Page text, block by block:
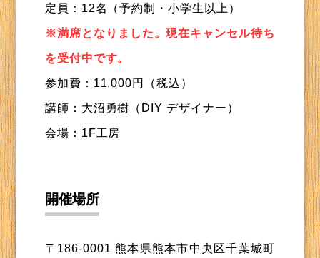
定員：12名（予約制・小学生以上）
※満席となりました。現在キャンセル待ち
を受付中です。
参加費：11,000円（税込）
講師：大沼勇樹（DIY デザイナー）
会場：1F工房
開催場所
〒186-0001 熊本県熊本市中央区千葉城町